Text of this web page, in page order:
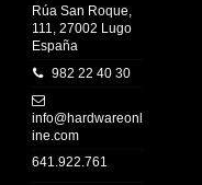
Rúa San Roque,
111, 27002 Lugo
España
982 22 40 30
info@hardwareonl
ine.com
641.922.761